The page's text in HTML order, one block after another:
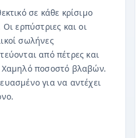
σε κάθε κρίσιμο
ερπύστριες και οι
σωλήνες
από πέτρες και
ποσοστό βλαβών.
για να αντέχει